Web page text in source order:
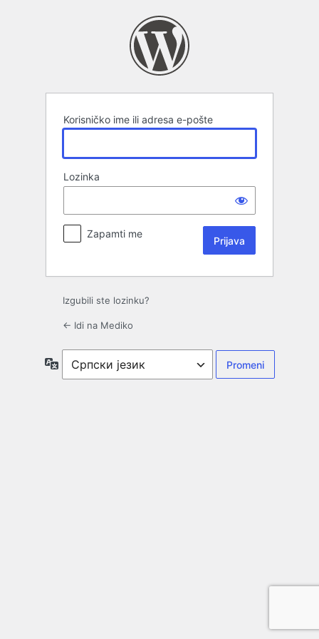
Korisničko ime ili adresa e-pošte
Lozinka
Zapamti me
Izgubili ste lozinku?
← Idi na Mediko
Jezik